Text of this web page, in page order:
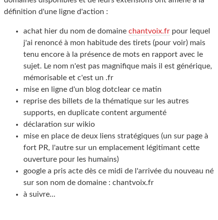
définition d'une ligne d'action :
achat hier du nom de domaine chantvoix.fr pour lequel
j'ai renoncé à mon habitude des tirets (pour voir) mais
tenu encore à la présence de mots en rapport avec le
sujet. Le nom n'est pas magnifique mais il est générique,
mémorisable et c'est un .fr
mise en ligne d'un blog dotclear ce matin
reprise des billets de la thématique sur les autres
supports, en duplicate content argumenté
déclaration sur wikio
mise en place de deux liens stratégiques (un sur page à
fort PR, l'autre sur un emplacement légitimant cette
ouverture pour les humains)
google a pris acte dès ce midi de l'arrivée du nouveau né
sur son nom de domaine : chantvoix.fr
à suivre...